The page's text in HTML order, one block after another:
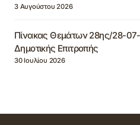
3 Αυγούστου 2026
Πίνακας Θεμάτων 28ης/28-
Δημοτικής Επιτροπής
30 Ιουλίου 2026